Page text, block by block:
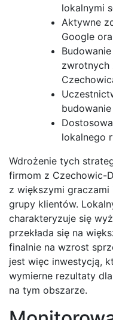
lokalnymi
Aktywne
Google
zwrotnych
lokalnego
Wdrożenie tych
firmom z Czechowic-
z większymi
grupy klientów.
charakteryzuje się
przekłada się na
finalnie na wzrost
jest więc inwestycją,
wymierne rezultaty
na tym obszarze.